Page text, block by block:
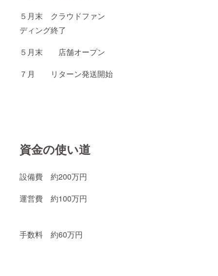
５月末 クラウドファン
ディング終了
５月末 店舗オープン
７月 リターン発送開始
資金の使い道
設備費 約200万円
運営費 約100万円
手数料 約60万円